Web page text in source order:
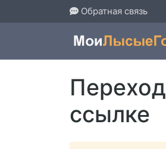
Обратная связь
ссылке